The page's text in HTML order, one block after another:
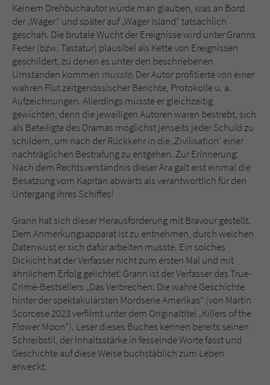
Keinem Drehbuchautor würde man glauben, was an Bord
der „Wager“ und später auf „Wager Island“ tatsächlich
geschah. Die brutale Wucht der Ereignisse wird unter Granns
Feder (bzw. Tastatur) plausibel als Kette von Ereignissen
geschildert, zu denen es unter den beschriebenen
Umständen kommen musste. Der Autor profitierte von einer
wahren Flut zeitgenössischer Berichte, Protokolle u. a.
Aufzeichnungen. Allerdings musste er gleichzeitig
gewichten, denn die jeweiligen Autoren waren bestrebt, sich
als Beteiligte des Dramas möglichst jenseits jeder Schuld zu
schildern, um nach der Rückkehr in die ‚Zivilisation‘ einer
nachträglichen Bestrafung zu entgehen. Zur Erinnerung:
Nach dem Rechtsverständnis dieser Ära galt erst einmal die
Besatzung vom Kapitän abwärts als verantwortlich für den
Untergang ihres Schiffes!
Grann hat sich dieser Herausforderung mit Bravour gestellt.
Dem Anmerkungsapparat ist zu entnehmen, durch welchen
Datenwust er sich dafür arbeiten musste. Ein solches
Dickicht hat der Verfasser nicht zum ersten Mal und mit
ähnlichem Erfolg gelichtet: Grann ist der Verfasser des True-
Crime-Bestsellers „Das Verbrechen: Die wahre Geschichte
hinter der spektakulärsten Mordserie Amerikas“ (von Martin
Scorcese 2023 verfilmt unter dem Originaltitel „Killers of the
Flower Moon“). Leser dieses Buches kennen bereits seinen
Schreibstil, der Inhaltsstärke in fesselnde Worte fasst und
Geschichte auf diese Weise buchstäblich zum Leben
erweckt.